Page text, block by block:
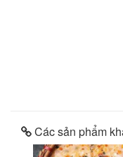
Các sản phẩm